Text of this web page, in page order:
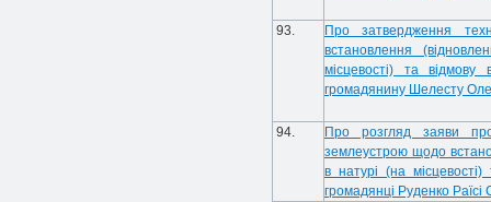
93.
Про затвердження
встановлення
місцевості) та відмову
громадянину Шелесту
94.
Про розгляд заяви про
землеустрою щодо
в натурі (на
громадянці Руденко Раїсі